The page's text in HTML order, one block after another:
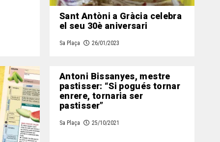
Sant Antòni a Gràcia celebra
el seu 30è aniversari
Sa Plaça 26/01/2023
Antoni Bissanyes, mestre
pastisser: “Si pogués tornar
enrere, tornaria ser
pastisser”
Sa Plaça 25/10/2021